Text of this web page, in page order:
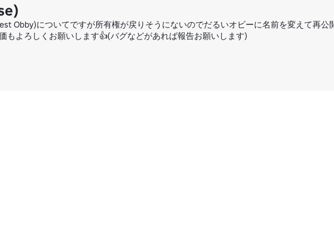
Obby)についてですが所有権が戻りそうにないのでだるいオビーに名前を変えて再公
もよろしくお願いします👍(バグなどがあれば報告お願いします)